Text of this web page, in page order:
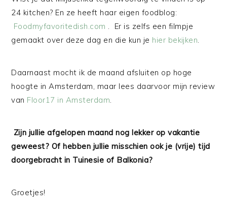
24 kitchen? En ze heeft haar eigen foodblog:
Foodmyfavoritedish.com . Er is zelfs een filmpje
gemaakt over deze dag en die kun je hier bekijken.
Daarnaast mocht ik de maand afsluiten op hoge
hoogte in Amsterdam, maar lees daarvoor mijn review
van Floor17 in Amsterdam.
Zijn jullie afgelopen maand nog lekker op vakantie
geweest? Of hebben jullie misschien ook je (vrije) tijd
doorgebracht in Tuinesie of Balkonia?
Groetjes!